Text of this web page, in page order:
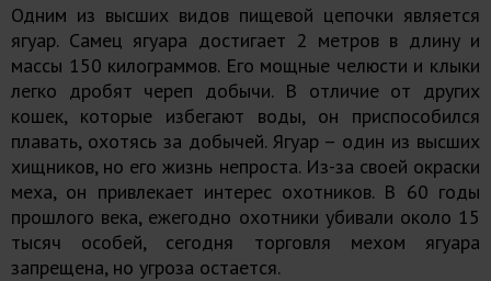
Одним из высших видов пищевой цепочки является
ягуар. Самец ягуара достигает 2 метров в длину и
массы 150 килограммов. Его мощные челюсти и клыки
легко дробят череп добычи. В отличие от других
кошек, которые избегают воды, он приспособился
плавать, охотясь за добычей. Ягуар – один из высших
хищников, но его жизнь непроста. Из-за своей окраски
меха, он привлекает интерес охотников. В 60 годы
прошлого века, ежегодно охотники убивали около 15
тысяч особей, сегодня торговля мехом ягуара
запрещена, но угроза остается.